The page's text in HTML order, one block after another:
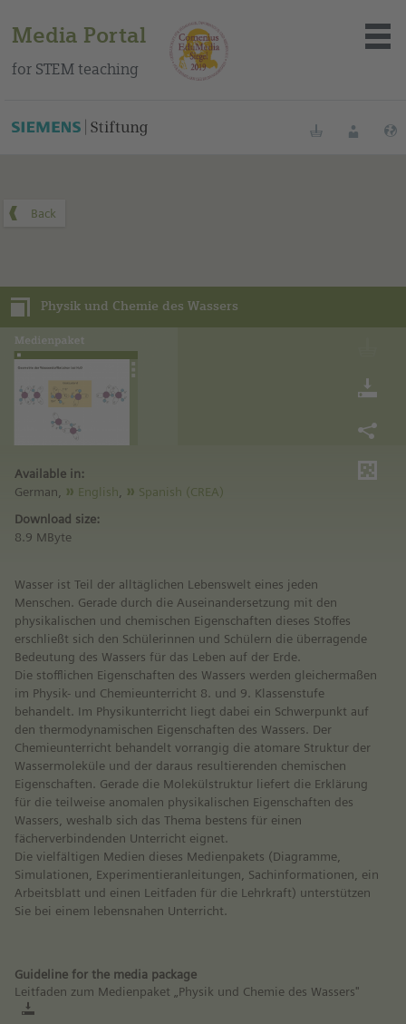
Media Portal
for STEM teaching
About the portal
Methods
Trainings
BookmarksLogin
Physik und Chemie des Wassers
Available in:
German,
English,
Spanish (CREA)
Download size:
8.9 MByte
Wasser ist Teil der alltäglichen Lebenswelt eines jeden
Menschen. Gerade durch die Auseinandersetzung mit den
physikalischen und chemischen Eigenschaften dieses Stoffes
erschließt sich den Schülerinnen und Schülern die überragende
Bedeutung des Wassers für das Leben auf der Erde.
Die stofflichen Eigenschaften des Wassers werden gleichermaßen
im Physik- und Chemieunterricht 8. und 9. Klassenstufe
behandelt. Im Physikunterricht liegt dabei ein Schwerpunkt auf
den thermodynamischen Eigenschaften des Wassers. Der
Chemieunterricht behandelt vorrangig die atomare Struktur der
Wassermoleküle und der daraus resultierenden chemischen
Eigenschaften. Gerade die Molekülstruktur liefert die Erklärung
für die teilweise anomalen physikalischen Eigenschaften des
Wassers, weshalb sich das Thema bestens für einen
fächerverbindenden Unterricht eignet.
Die vielfältigen Medien dieses Medienpakets (Diagramme,
Simulationen, Experimentieranleitungen, Sachinformationen, ein
Arbeitsblatt und einen Leitfaden für die Lehrkraft) unterstützen
Sie bei einem lebensnahen Unterricht.
Guideline for the media package
Leitfaden zum Medienpaket „Physik und Chemie des Wassers"
You can find this media package on our Spanish education